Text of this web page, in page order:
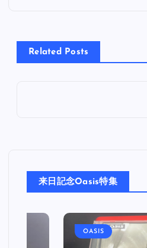
ビ
ゲRelated Posts
来日記念Oasis特集
OASIS